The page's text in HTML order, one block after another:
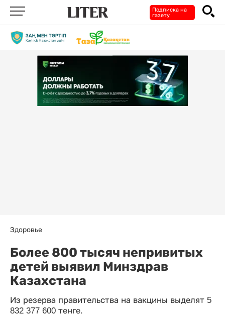
Подписка на
газету
Здоровье
Более 800 тысяч непривитых
детей выявил Минздрав
Казахстана
Из резерва правительства на вакцины выделят 5
832 377 600 тенге.